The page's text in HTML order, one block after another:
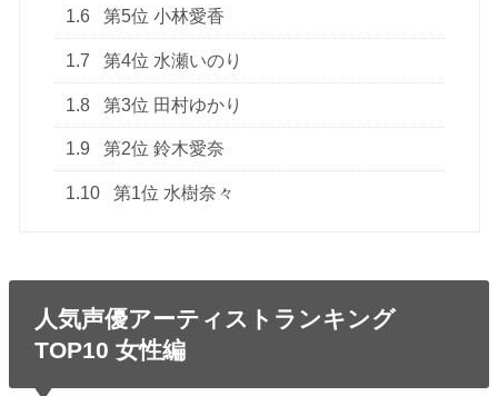
1.6 第5位 小林愛香
1.7 第4位 水瀬いのり
1.8 第3位 田村ゆかり
1.9 第2位 鈴木愛奈
1.10 第1位 水樹奈々
人気声優アーティストランキング
TOP10 女性編